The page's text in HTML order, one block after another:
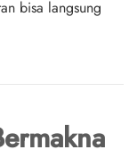
bisa langsung